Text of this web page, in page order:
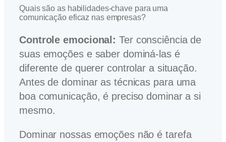
Quais são as habilidades-chave para uma
comunicação eficaz nas empresas?
Controle emocional: Ter consciência de
suas emoções e saber dominá-las é
diferente de querer controlar a situação.
Antes de dominar as técnicas para uma
boa comunicação, é preciso dominar a si
mesmo.
Dominar nossas emoções não é tarefa